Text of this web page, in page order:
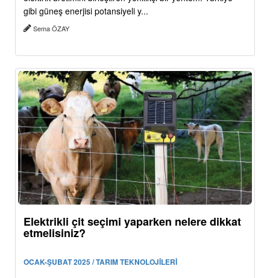
gibi güneş enerjisi potansiyeli y...
Sema ÖZAY
Elektrikli çit seçimi yaparken nelere dikkat
etmelisiniz?
OCAK-ŞUBAT 2025 / TARIM TEKNOLOJİLERİ